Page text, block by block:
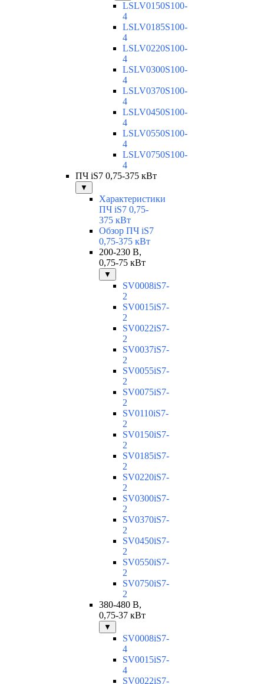
LSLV0150S100-
4
LSLV0185S100-
4
LSLV0220S100-
4
LSLV0300S100-
4
LSLV0370S100-
4
LSLV0450S100-
4
LSLV0550S100-
4
LSLV0750S100-
4
ПЧ iS7 0,75-375 кВт
▼
Характеристики
ПЧ iS7 0,75-
375 кВт
Обзор ПЧ iS7
0,75-375 кВт
200-230 В,
0,75-75 кВт
▼
SV0008iS7-
2
SV0015iS7-
2
SV0022iS7-
2
SV0037iS7-
2
SV0055iS7-
2
SV0075iS7-
2
SV0110iS7-
2
SV0150iS7-
2
SV0185iS7-
2
SV0220iS7-
2
SV0300iS7-
2
SV0370iS7-
2
SV0450iS7-
2
SV0550iS7-
2
SV0750iS7-
2
380-480 В,
0,75-37 кВт
▼
SV0008iS7-
4
SV0015iS7-
4
SV0022iS7-